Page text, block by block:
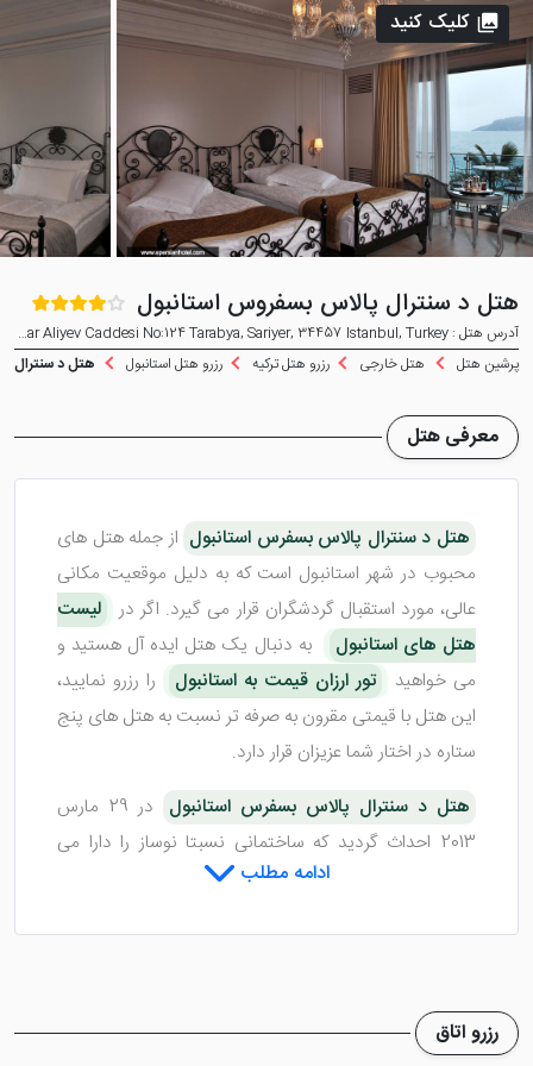
هتل د سنترال پالاس بسفروس استانبول
آدرس هتل : Haydar Aliyev Caddesi No:124 Tarabya, Sariyer, 34457 Istanbul, Turkey
پرشین هتل
هتل خارجی رزرو هتل ترکیه رزرو هتل استانبول هتل د سنترال
کلیک کنید
معرفی هتل
هتل د سنترال پالاس بسفرس استانبول از جمله هتل های
محبوب در شهر استانبول است که به دلیل موقعیت مکانی
عالی، مورد استقبال گردشگران قرار می گیرد. اگر در
لیست
هتل های استانبول
به دنبال یک هتل ایده آل هستید و
می خواهید
تور ارزان قیمت به استانبول
را رزرو نمایید،
این هتل با قیمتی مقرون به صرفه تر نسبت به هتل های پنج
ستاره در اختار شما عزیزان قرار دارد.
هتل د سنترال پالاس بسفرس استانبول
در 29 مارس
2013 احداث گردید که ساختمانی نسبتا نوساز را دارا می
باشد. این هتل برای آن دسته از مهمانانی که علاقه مند
آورید.
ادامه مطلب
رزرو اتاق